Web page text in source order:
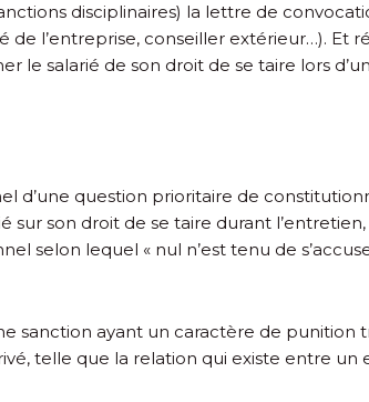
disciplinaires) la lettre de
de l’entreprise, conseiller extérieur…). Et
le salarié de son droit de se taire lors
d’une question prioritaire de
sur son droit de se taire durant
selon lequel « nul n’est tenu de
sanction ayant un caractère de punition
telle que la relation qui existe entre un